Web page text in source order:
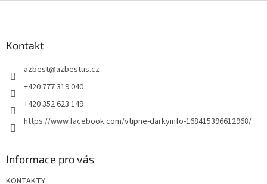
Kontakt
azbest@azbestus.cz
+420 777 319 040
+420 352 623 149
https://www.facebook.com/vtipne-darkyinfo-168415396612968/
Informace pro vás
KONTAKTY